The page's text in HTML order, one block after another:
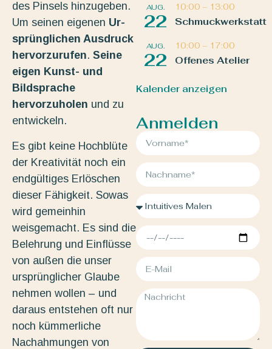
des Pinsels hinzugeben.
Um seinen eigenen Ur-
sprünglichen Ausdruck
hervorzurufen. Seine
eigen Kunst- und
Bildsprache
hervorzuholen und zu
entwickeln.
Es gibt keine Hochblüte
der Kreativität noch ein
endgültiges Erlöschen
dieser Fähigkeit. Sowas
wird gemeinhin
weisgemacht. Es sind die
Belehrung und Einflüsse
von außen die unser
ursprünglicher Glaube
nehmen wollen – und
daraus entstehen oft nur
noch kümmerliche
Nachahmungen von
AUG.
22
10:00 – 13:00
Schmuckwerkstatt
AUG.
22
10:00 – 17:00
Offenes Atelier
Kalender anzeigen
Anmelden